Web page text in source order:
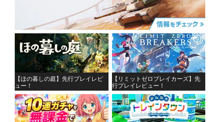
【ほの暮しの庭】先行プレイレビ
ュー！
【リミットゼロブレイカーズ】先
行プレイレビュー！